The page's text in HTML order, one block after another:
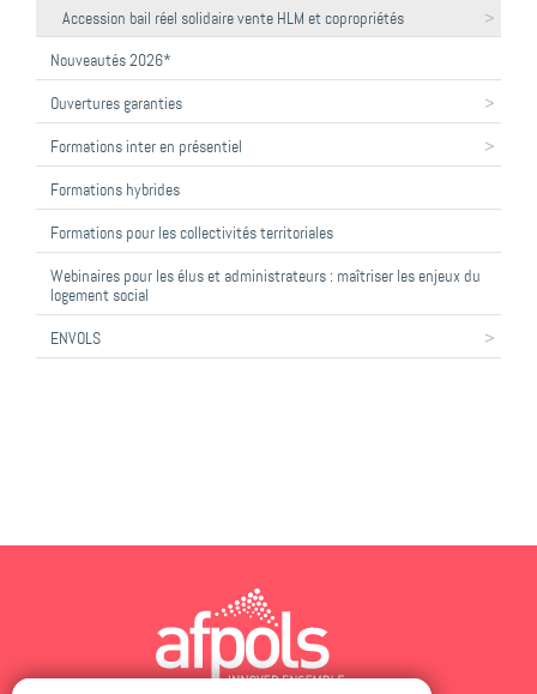
Accession bail réel solidaire vente HLM et copropriétés
Nouveautés 2026*
Ouvertures garanties
Formations inter en présentiel
Formations hybrides
Formations pour les collectivités territoriales
Webinaires pour les élus et administrateurs : maîtriser les enjeux du
logement social
ENVOLS